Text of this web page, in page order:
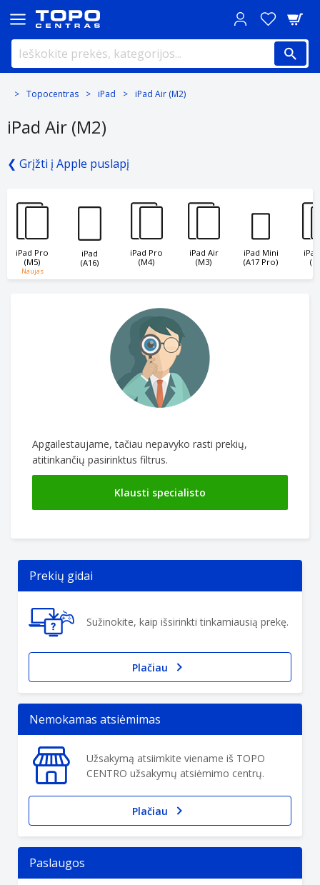
Topocentras iPad iPad Air (M2)
iPad Air (M2)
❮ Grįžti į Apple puslapį
iPad Pro
(M5)
Naujas
iPad
(A16)
iPad Pro
(M4)
iPad Air
(M3)
iPad Mini
(A17 Pro)
Apgailestaujame, tačiau nepavyko rasti prekių,
atitinkančių pasirinktus filtrus.
Klausti specialisto
Prekių gidai
Sužinokite, kaip išsirinkti tinkamiausią prekę.
Plačiau
Nemokamas atsiėmimas
Užsakymą atsiimkite viename iš TOPO
CENTRO užsakymų atsiėmimo centrų.
Plačiau
Paslaugos